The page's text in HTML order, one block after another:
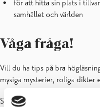
för att hitta sin plats i
samhället och världen
Våga fråga!
Vill du ha tips på bra
mysiga mysterier, roliga dikter
Söker du böcker om barns